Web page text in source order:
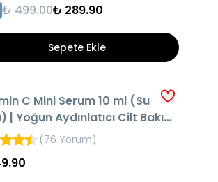
₺ 499.00₺ 289.90
Sepete Ekle
GÜN KARGO
C Mini Serum 10 ml (Su
| Yoğun Aydınlatıcı Cilt Bakım
(76 Yorum)